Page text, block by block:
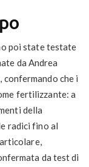
poi state testate
da Andrea
confermando che i
fertilizzante: a
della
radici fino al
da test di